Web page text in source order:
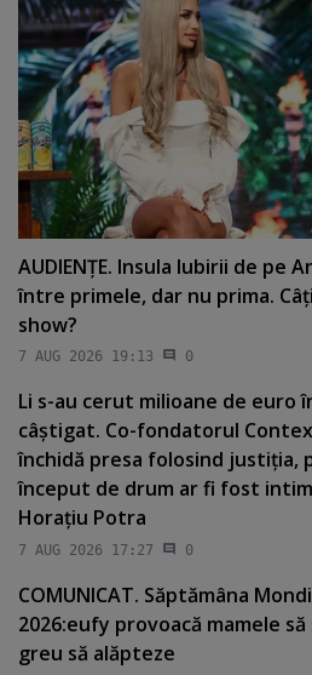
AUDIENŢE. Insula Iubirii de pe
între primele, dar nu prima.
show?
7 AUG 2026 19:13 0
Li s-au cerut milioane de euro
câştigat. Co-fondatorul
închidă presa folosind justiţia,
început de drum ar fi fost
Horaţiu Potra
7 AUG 2026 17:27 0
COMUNICAT. Săptămâna
2026:eufy provoacă mamele
greu să alăpteze